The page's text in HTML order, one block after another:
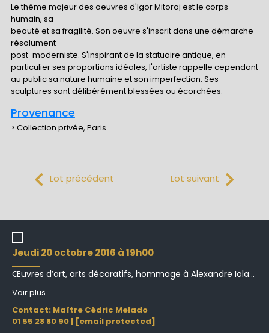
Le thème majeur des oeuvres d'Igor Mitoraj est le corps
humain, sa
beauté et sa fragilité. Son oeuvre s'inscrit dans une démarche
résolument
post-moderniste. S'inspirant de la statuaire antique, en
particulier ses proportions idéales, l'artiste rappelle cependant
au public sa nature humaine et son imperfection. Ses
sculptures sont délibérément blessées ou écorchées.
Provenance
> Collection privée, Paris
Lot précédent Lot suivant
jeudi 20 octobre 2016 à 19h00
Œuvres d’art, arts décoratifs, hommage à Alexandre Iola...
Voir plus
Contact: Maître Cédric Melado
01 55 28 80 90 | [email protected]